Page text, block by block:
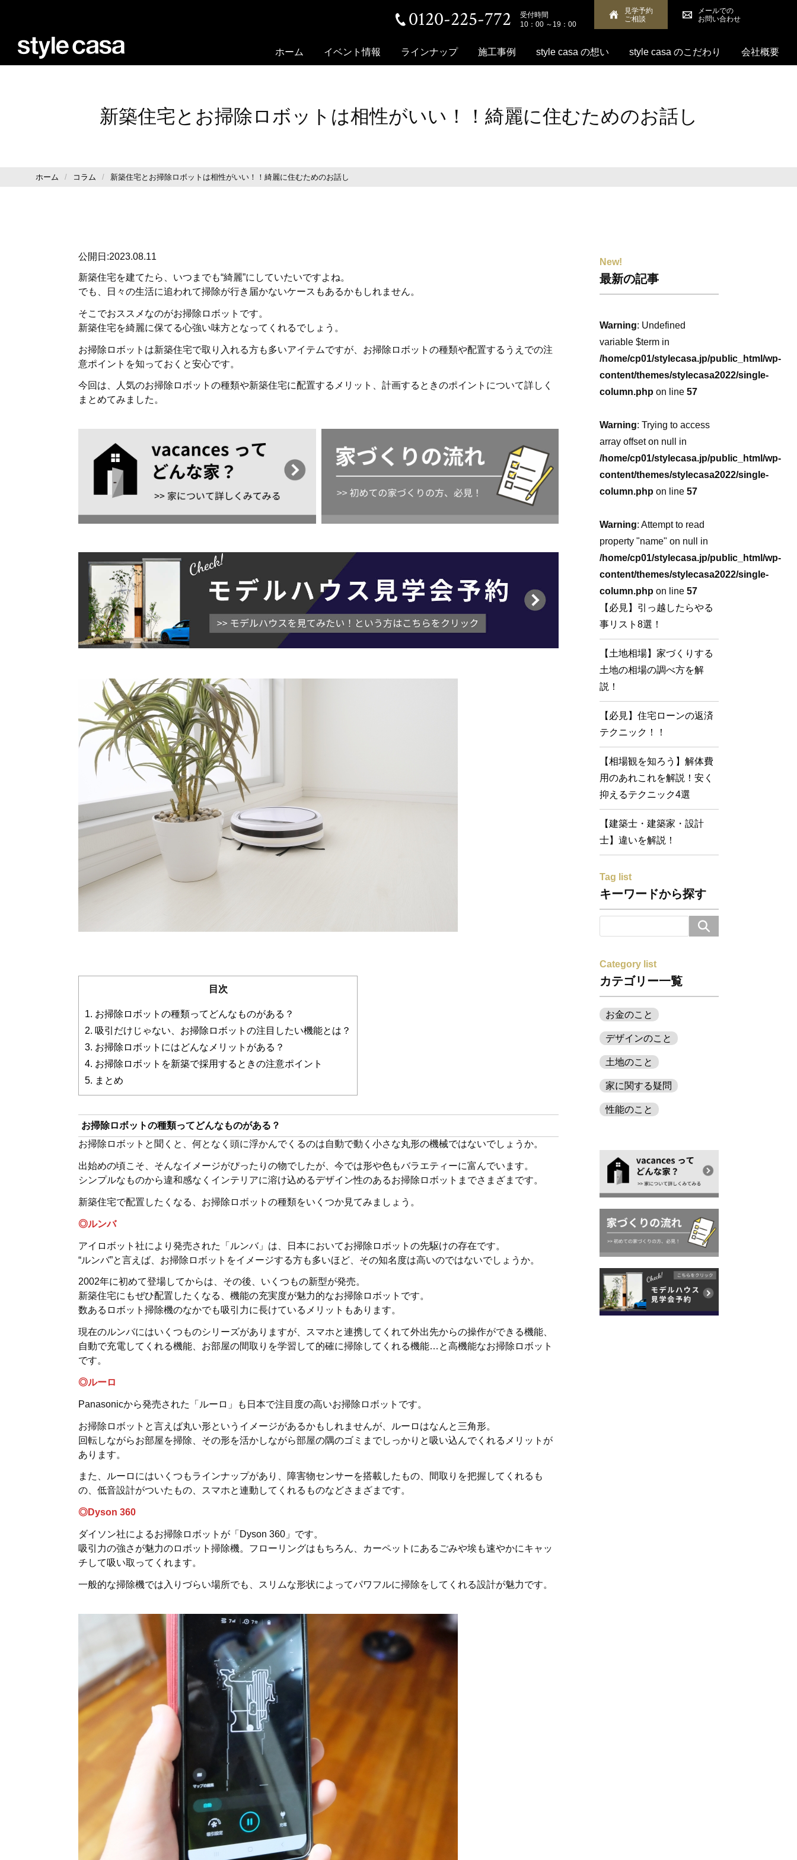
0120-225-772
受付時間
10：00 ～19：00
見学予約
ご相談
メールでの
お問い合わせ
ホーム イベント情報 ラインナップ 施工事例 style casa の想い style casa のこだわり 会社概要
新築住宅とお掃除ロボットは相性がいい！！綺麗に住むためのお話し
ホーム コラム 新築住宅とお掃除ロボットは相性がいい！！綺麗に住むためのお話し
公開日:2023.08.11
新築住宅を建てたら、いつまでも“綺麗”にしていたいですよね。
でも、日々の生活に追われて掃除が行き届かないケースもあるかもしれません。
そこでおススメなのがお掃除ロボットです。
新築住宅を綺麗に保てる心強い味方となってくれるでしょう。
お掃除ロボットは新築住宅で取り入れる方も多いアイテムですが、お掃除ロボットの種類や配置するうえでの注
意ポイントを知っておくと安心です。
今回は、人気のお掃除ロボットの種類や新築住宅に配置するメリット、計画するときのポイントについて詳しく
まとめてみました。
目次
1. お掃除ロボットの種類ってどんなものがある？
2. 吸引だけじゃない、お掃除ロボットの注目したい機能とは？
3. お掃除ロボットにはどんなメリットがある？
4. お掃除ロボットを新築で採用するときの注意ポイント
5. まとめ
お掃除ロボットの種類ってどんなものがある？
お掃除ロボットと聞くと、何となく頭に浮かんでくるのは自動で動く小さな丸形の機械ではないでしょうか。
出始めの頃こそ、そんなイメージがぴったりの物でしたが、今では形や色もバラエティーに富んでいます。
シンプルなものから違和感なくインテリアに溶け込めるデザイン性のあるお掃除ロボットまでさまざまです。
新築住宅で配置したくなる、お掃除ロボットの種類をいくつか見てみましょう。
◎ルンバ
アイロボット社により発売された「ルンバ」は、日本においてお掃除ロボットの先駆けの存在です。
“ルンバ”と言えば、お掃除ロボットをイメージする方も多いほど、その知名度は高いのではないでしょうか。
2002年に初めて登場してからは、その後、いくつもの新型が発売。
新築住宅にもぜひ配置したくなる、機能の充実度が魅力的なお掃除ロボットです。
数あるロボット掃除機のなかでも吸引力に長けているメリットもあります。
現在のルンバにはいくつものシリーズがありますが、スマホと連携してくれて外出先からの操作ができる機能、
自動で充電してくれる機能、お部屋の間取りを学習して的確に掃除してくれる機能…と高機能なお掃除ロボット
です。
◎ルーロ
Panasonicから発売された「ルーロ」も日本で注目度の高いお掃除ロボットです。
お掃除ロボットと言えば丸い形というイメージがあるかもしれませんが、ルーロはなんと三角形。
回転しながらお部屋を掃除、その形を活かしながら部屋の隅のゴミまでしっかりと吸い込んでくれるメリットが
あります。
また、ルーロにはいくつもラインナップがあり、障害物センサーを搭載したもの、間取りを把握してくれるも
の、低音設計がついたもの、スマホと連動してくれるものなどさまざまです。
◎Dyson 360
ダイソン社によるお掃除ロボットが「Dyson 360」です。
吸引力の強さが魅力のロボット掃除機。フローリングはもちろん、カーペットにあるごみや埃も速やかにキャッ
チして吸い取ってくれます。
一般的な掃除機では入りづらい場所でも、スリムな形状によってパワフルに掃除をしてくれる設計が魅力です。
New!
最新の記事
Warning: Undefined
variable $term in
/home/cp01/stylecasa.jp/public_html/wp-
content/themes/stylecasa2022/single-
column.php on line 57
Warning: Trying to access
array offset on null in
/home/cp01/stylecasa.jp/public_html/wp-
content/themes/stylecasa2022/single-
column.php on line 57
Warning: Attempt to read
property "name" on null in
/home/cp01/stylecasa.jp/public_html/wp-
content/themes/stylecasa2022/single-
column.php on line 57
【必見】引っ越したらやる
事リスト8選！
【土地相場】家づくりする
土地の相場の調べ方を解
説！
【必見】住宅ローンの返済
テクニック！！
【相場観を知ろう】解体費
用のあれこれを解説！安く
抑えるテクニック4選
【建築士・建築家・設計
士】違いを解説！
Tag list
キーワードから探す
Category list
カテゴリー一覧
お金のこと
デザインのこと
土地のこと
家に関する疑問
性能のこと